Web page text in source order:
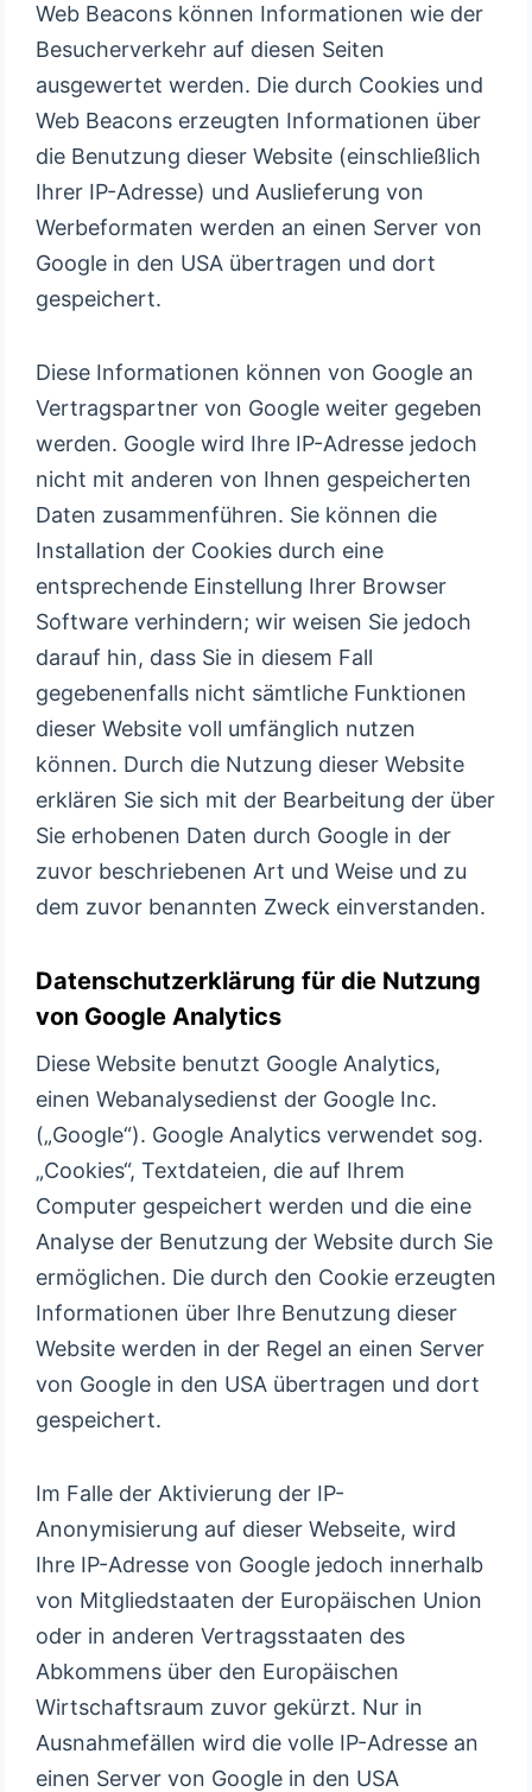
Web Beacons können Informationen wie der
Besucherverkehr auf diesen Seiten
ausgewertet werden. Die durch Cookies und
Web Beacons erzeugten Informationen über
die Benutzung dieser Website (einschließlich
Ihrer IP-Adresse) und Auslieferung von
Werbeformaten werden an einen Server von
Google in den USA übertragen und dort
gespeichert.
Diese Informationen können von Google an
Vertragspartner von Google weiter gegeben
werden. Google wird Ihre IP-Adresse jedoch
nicht mit anderen von Ihnen gespeicherten
Daten zusammenführen. Sie können die
Installation der Cookies durch eine
entsprechende Einstellung Ihrer Browser
Software verhindern; wir weisen Sie jedoch
darauf hin, dass Sie in diesem Fall
gegebenenfalls nicht sämtliche Funktionen
dieser Website voll umfänglich nutzen
können. Durch die Nutzung dieser Website
erklären Sie sich mit der Bearbeitung der über
Sie erhobenen Daten durch Google in der
zuvor beschriebenen Art und Weise und zu
dem zuvor benannten Zweck einverstanden.
Datenschutzerklärung für die Nutzung
von Google Analytics
Diese Website benutzt Google Analytics,
einen Webanalysedienst der Google Inc.
(„Google“). Google Analytics verwendet sog.
„Cookies“, Textdateien, die auf Ihrem
Computer gespeichert werden und die eine
Analyse der Benutzung der Website durch Sie
ermöglichen. Die durch den Cookie erzeugten
Informationen über Ihre Benutzung dieser
Website werden in der Regel an einen Server
von Google in den USA übertragen und dort
gespeichert.
Im Falle der Aktivierung der IP-
Anonymisierung auf dieser Webseite, wird
Ihre IP-Adresse von Google jedoch innerhalb
von Mitgliedstaaten der Europäischen Union
oder in anderen Vertragsstaaten des
Abkommens über den Europäischen
Wirtschaftsraum zuvor gekürzt. Nur in
Ausnahmefällen wird die volle IP-Adresse an
einen Server von Google in den USA